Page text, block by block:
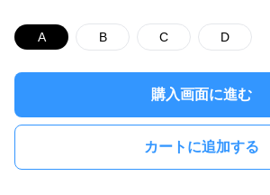
A B C D
購入画面に進む
カートに追加する